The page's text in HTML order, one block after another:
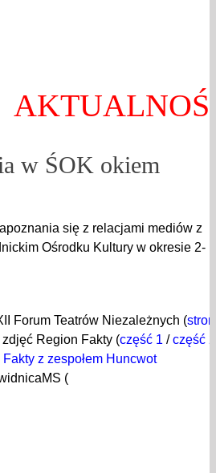
w ŚOK okiem
się z relacjami mediów z
Ośrodku Kultury w okresie 2-
Forum Teatrów Niezależnych (
Region Fakty (część 1 /część 2
z zespołem Huncwot
(